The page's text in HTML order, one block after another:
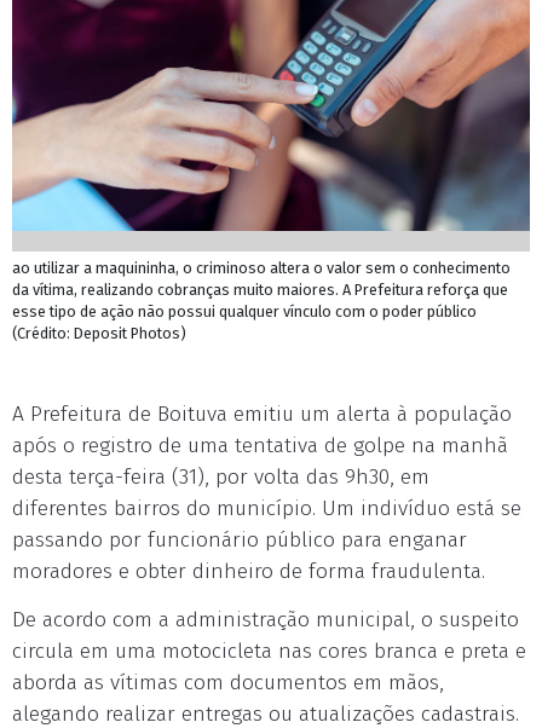
ao utilizar a maquininha, o criminoso altera o valor sem o conhecimento
da vítima, realizando cobranças muito maiores. A Prefeitura reforça que
esse tipo de ação não possui qualquer vínculo com o poder público
(Crédito: Deposit Photos)
A Prefeitura de Boituva emitiu um alerta à população
após o registro de uma tentativa de golpe na manhã
desta terça-feira (31), por volta das 9h30, em
diferentes bairros do município. Um indivíduo está se
passando por funcionário público para enganar
moradores e obter dinheiro de forma fraudulenta.
De acordo com a administração municipal, o suspeito
circula em uma motocicleta nas cores branca e preta e
aborda as vítimas com documentos em mãos,
alegando realizar entregas ou atualizações cadastrais.